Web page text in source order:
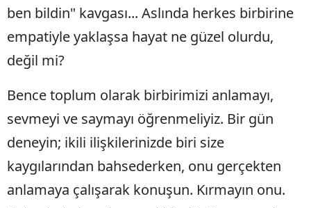
ben bildin" kavgası... Aslında herkes birbirine
empatiyle yaklaşsa hayat ne güzel olurdu,
değil mi?
​Bence toplum olarak birbirimizi anlamayı,
sevmeyi ve saymayı öğrenmeliyiz. Bir gün
deneyin; ikili ilişkilerinizde biri size
kaygılarından bahsederken, onu gerçekten
anlamaya çalışarak konuşun. Kırmayın onu.